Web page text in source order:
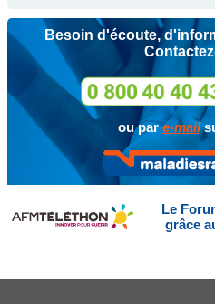
Besoin d'écoute,
ou pare-mail
Le
grâce